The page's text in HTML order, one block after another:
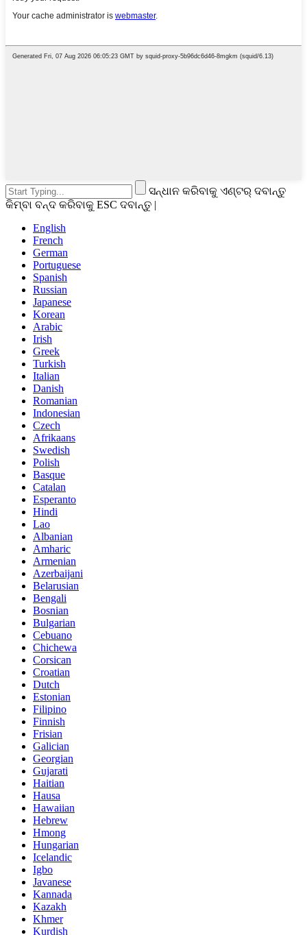
ସନ୍ଧାନ କରିବାକୁ ଏଣ୍ଟର୍ ଦବାନ୍ତୁ
କିମ୍ବା ବନ୍ଦ କରିବାକୁ ESC ଦବାନ୍ତୁ |
English
French
German
Portuguese
Spanish
Russian
Japanese
Korean
Arabic
Irish
Greek
Turkish
Italian
Danish
Romanian
Indonesian
Czech
Afrikaans
Swedish
Polish
Basque
Catalan
Esperanto
Hindi
Lao
Albanian
Amharic
Armenian
Azerbaijani
Belarusian
Bengali
Bosnian
Bulgarian
Cebuano
Chichewa
Corsican
Croatian
Dutch
Estonian
Filipino
Finnish
Frisian
Galician
Georgian
Gujarati
Haitian
Hausa
Hawaiian
Hebrew
Hmong
Hungarian
Icelandic
Igbo
Javanese
Kannada
Kazakh
Khmer
Kurdish